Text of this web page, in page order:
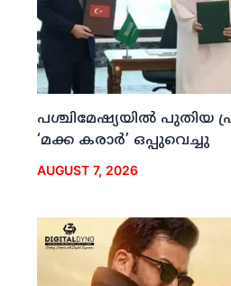
പശ്ചിമേഷ്യയില്‍ പുതിയ
‘മക്ക കരാര്‍’ ഒപ്പുവെച്ചു
AUGUST 7, 2026